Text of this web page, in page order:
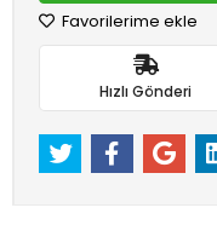
Favorilerime ekle
Hızlı Gönderi